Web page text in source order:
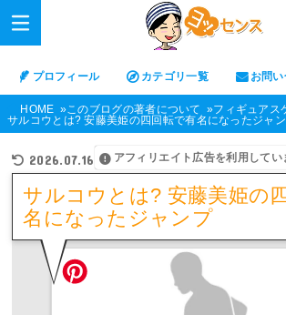
プロフィール カテゴリ一覧 お問
HOME このブログの著者について
フィギュアス
サルコウとは? 安藤美姫の四回転で有名になったジャ
2026.07.16 アフィリエイト広告を利用してい
サルコウとは? 安藤美姫の
名になったジャンプ